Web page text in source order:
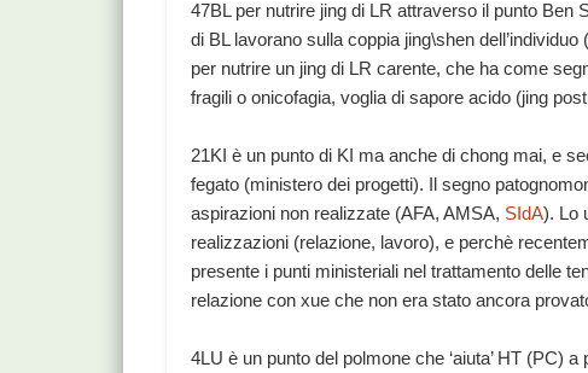
47BL per nutrire jing di LR attraverso il punto Ben
di BL lavorano sulla coppia jing\shen
per nutrire un jing di LR carente, che ha come
fragili o onicofagia, voglia di sapore acido (jing
21KI è un punto di KI ma anche di chong mai, e
fegato (ministero dei progetti). Il segno
aspirazioni non realizzate (AFA, AMSA, SIdA). Lo
realizzazioni (relazione, lavoro), e perchè
presente i punti ministeriali nel trattamento delle
relazione con xue che non era stato ancora
4LU è un punto del polmone che ‘aiuta’ HT (PC)